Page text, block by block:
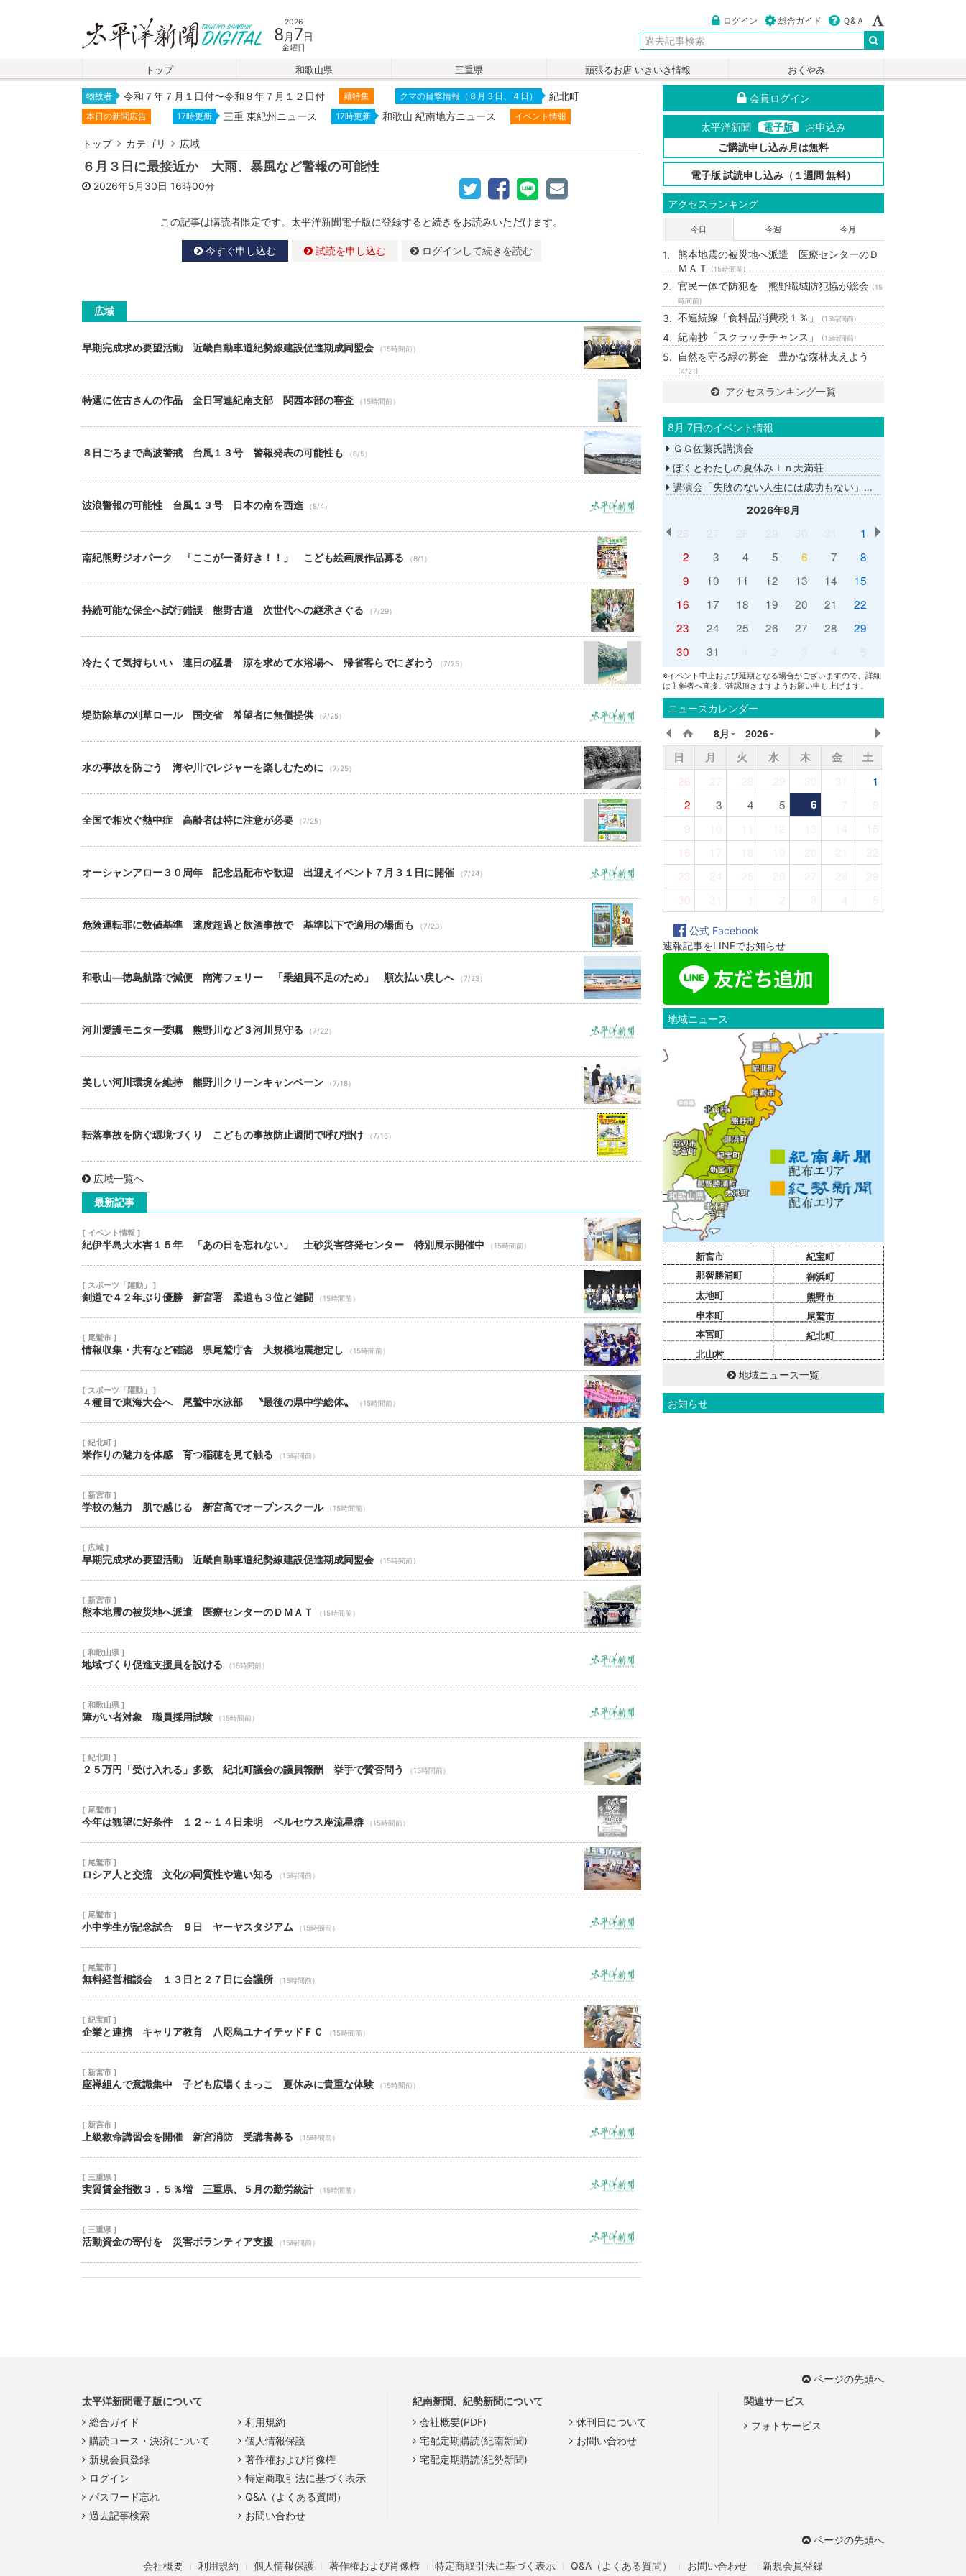
2026
8 月 7日
金曜日
ログイン 総合ガイド Ｑ&Ａ
トップ 和歌山県 三重県 頑張るお店 いきいき情報 おくやみ
物故者 令和７年７月１日付〜令和８年７月１２日付 麺特集 クマの目撃情報（８月３日、４日） 紀北町
本日の新聞広告 17時更新 三重 東紀州ニュース 17時更新 和歌山 紀南地方ニュース イベント情報
トップ カテゴリ 広域
６月３日に最接近か 大雨、暴風など警報の可能性
2026年5月30日 16時00分
この記事は購読者限定です。太平洋新聞電子版に登録すると続きをお読みいただけます。
今すぐ申し込む 試読を申し込む ログインして続きを読む
広域
早期完成求め要望活動 近畿自動車道紀勢線建設促進期成同盟会 （15時間前）
特選に佐古さんの作品 全日写連紀南支部 関西本部の審査 （15時間前）
８日ごろまで高波警戒 台風１３号 警報発表の可能性も （8/5）
波浪警報の可能性 台風１３号 日本の南を西進 （8/4）
南紀熊野ジオパーク 「ここが一番好き！！」 こども絵画展作品募る （8/1）
持続可能な保全へ試行錯誤 熊野古道 次世代への継承さぐる （7/29）
冷たくて気持ちいい 連日の猛暑 涼を求めて水浴場へ 帰省客らでにぎわう （7/25）
堤防除草の刈草ロール 国交省 希望者に無償提供 （7/25）
水の事故を防ごう 海や川でレジャーを楽しむために （7/25）
全国で相次ぐ熱中症 高齢者は特に注意が必要 （7/25）
オーシャンアロー３０周年 記念品配布や歓迎 出迎えイベント７月３１日に開催 （7/24）
危険運転罪に数値基準 速度超過と飲酒事故で 基準以下で適用の場面も （7/23）
和歌山―徳島航路で減便 南海フェリー 「乗組員不足のため」 順次払い戻しへ （7/23）
河川愛護モニター委嘱 熊野川など３河川見守る （7/22）
美しい河川環境を維持 熊野川クリーンキャンペーン （7/18）
転落事故を防ぐ環境づくり こどもの事故防止週間で呼び掛け （7/16）
広域一覧へ
最新記事
[ イベント情報 ]
紀伊半島大水害１５年 「あの日を忘れない」 土砂災害啓発センター 特別展示開催中 （15時間前）
[ スポーツ「躍動」 ]
剣道で４２年ぶり優勝 新宮署 柔道も３位と健闘 （15時間前）
[ 尾鷲市 ]
情報収集・共有など確認 県尾鷲庁舎 大規模地震想定し （15時間前）
[ スポーツ「躍動」 ]
４種目で東海大会へ 尾鷲中水泳部 〝最後の県中学総体〟 （15時間前）
[ 紀北町 ]
米作りの魅力を体感 育つ稲穂を見て触る （15時間前）
[ 新宮市 ]
学校の魅力 肌で感じる 新宮高でオープンスクール （15時間前）
[ 広域 ]
早期完成求め要望活動 近畿自動車道紀勢線建設促進期成同盟会 （15時間前）
[ 新宮市 ]
熊本地震の被災地へ派遣 医療センターのＤＭＡＴ （15時間前）
[ 和歌山県 ]
地域づくり促進支援員を設ける （15時間前）
[ 和歌山県 ]
障がい者対象 職員採用試験 （15時間前）
[ 紀北町 ]
２５万円「受け入れる」多数 紀北町議会の議員報酬 挙手で賛否問う （15時間前）
[ 尾鷲市 ]
今年は観望に好条件 １２～１４日未明 ペルセウス座流星群 （15時間前）
[ 尾鷲市 ]
ロシア人と交流 文化の同質性や違い知る （15時間前）
[ 尾鷲市 ]
小中学生が記念試合 ９日 ヤーヤスタジアム （15時間前）
[ 尾鷲市 ]
無料経営相談会 １３日と２７日に会議所 （15時間前）
[ 紀宝町 ]
企業と連携 キャリア教育 八咫烏ユナイテッドＦＣ （15時間前）
[ 新宮市 ]
座禅組んで意識集中 子ども広場くまっこ 夏休みに貴重な体験 （15時間前）
[ 新宮市 ]
上級救命講習会を開催 新宮消防 受講者募る （15時間前）
[ 三重県 ]
実質賃金指数３．５％増 三重県、５月の勤労統計 （15時間前）
[ 三重県 ]
活動資金の寄付を 災害ボランティア支援 （15時間前）
会員ログイン
太平洋新聞 電子版
お申込み
ご購読申し込み月は無料
電子版 試読申し込み（１週間 無料）
アクセスランキング
今日 今週 今月
熊本地震の被災地へ派遣 医療センターのＤ
ＭＡＴ
(15時間前)
官民一体で防犯を 熊野職域防犯協が総会 (15
時間前)
不連続線「食料品消費税１％」 (15時間前)
紀南抄「スクラッチチャンス」 (15時間前)
自然を守る緑の募金 豊かな森林支えよう
(4/21)
アクセスランキング一覧
8月 7日のイベント情報
ＧＧ佐藤氏講演会
ぼくとわたしの夏休みｉｎ天満荘
講演会「失敗のない人生には成功もない」講師：ＧＧ佐藤さん
2026年8月
26
1
2
3 4 5 6 7
8
9
10 11 12 13 14
15
16
17 18 19 20 21
22
23
24 25 26 27 28
29
30
31 5
※イベント中止および延期となる場合がございますので、詳細
は主催者へ直接ご確認頂きますようお願い申し上げます。
ニュースカレンダー
8月 2026
日 月 火 水 木 金
土
26
1
2
3 4 5 6
8
9
15
16
22
23
29
30
5
公式 Facebook
速報記事をLINEでお知らせ
地域ニュース
新宮市
那智勝浦町
太地町
串本町
本宮町
北山村
紀宝町
御浜町
熊野市
尾鷲市
紀北町
地域ニュース一覧
お知らせ
ページの先頭へ
太平洋新聞電子版について
総合ガイド
購読コース・決済について
新規会員登録
ログイン
パスワード忘れ
過去記事検索
利用規約
個人情報保護
著作権および肖像権
特定商取引法に基づく表示
Q&A（よくある質問）
お問い合わせ
紀南新聞、紀勢新聞について
会社概要(PDF)
宅配定期購読(紀南新聞)
宅配定期購読(紀勢新聞)
休刊日について
お問い合わせ
関連サービス
フォトサービス
ページの先頭へ
会社概要 利用規約 個人情報保護 著作権および肖像権 特定商取引法に基づく表示 Q&A（よくある質問） お問い合わせ 新規会員登録